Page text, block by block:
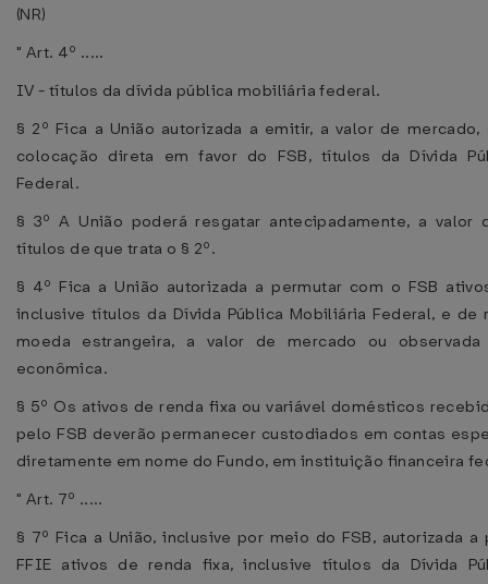
(NR)
" Art. 4º .....
IV - títulos da dívida pública mobiliária federal.
§ 2º Fica a União autorizada a emitir, a valor de
colocação direta em favor do FSB, títulos da Dívida
Federal.
§ 3º A União poderá resgatar antecipadamente, a valor
títulos de que trata o § 2º.
§ 4º Fica a União autorizada a permutar com o FSB
inclusive títulos da Dívida Pública Mobiliária Federal, e de
moeda estrangeira, a valor de mercado ou observada
econômica.
§ 5º Os ativos de renda fixa ou variável domésticos
pelo FSB deverão permanecer custodiados em contas
diretamente em nome do Fundo, em instituição financeira
" Art. 7º .....
§ 7º Fica a União, inclusive por meio do FSB, autorizada a
FFIE ativos de renda fixa, inclusive títulos da Dívida